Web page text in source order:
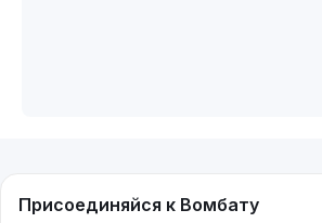
Присоединяйся к Вомбату